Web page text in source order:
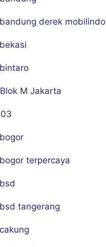
derek mobilindo
M Jakarta
terpercaya
tangerang